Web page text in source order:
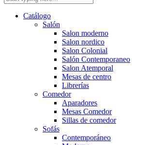
Catálogo
Salón
Salon moderno
Salon nordico
Salon Colonial
Salón Contemporaneo
Salon Atemporal
Mesas de centro
Librerías
Comedor
Aparadores
Mesas Comedor
Sillas de comedor
Sofás
Contemporáneo